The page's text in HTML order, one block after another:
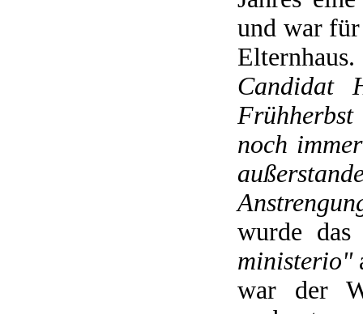
und war
Candidat
noch
wurde
ministerio"
war der